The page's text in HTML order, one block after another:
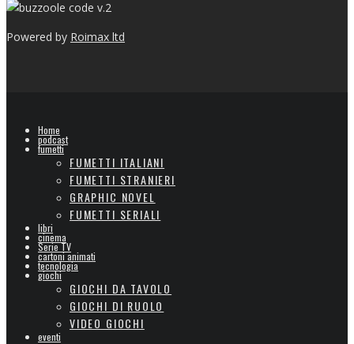
v.2
Powered by Roimax ltd
Home
podcast
fumetti
FUMETTI ITALIANI
FUMETTI STRANIERI
GRAPHIC NOVEL
FUMETTI SERIALI
libri
cinema
Serie TV
cartoni animati
tecnologia
giochi
GIOCHI DA TAVOLO
GIOCHI DI RUOLO
VIDEO GIOCHI
eventi